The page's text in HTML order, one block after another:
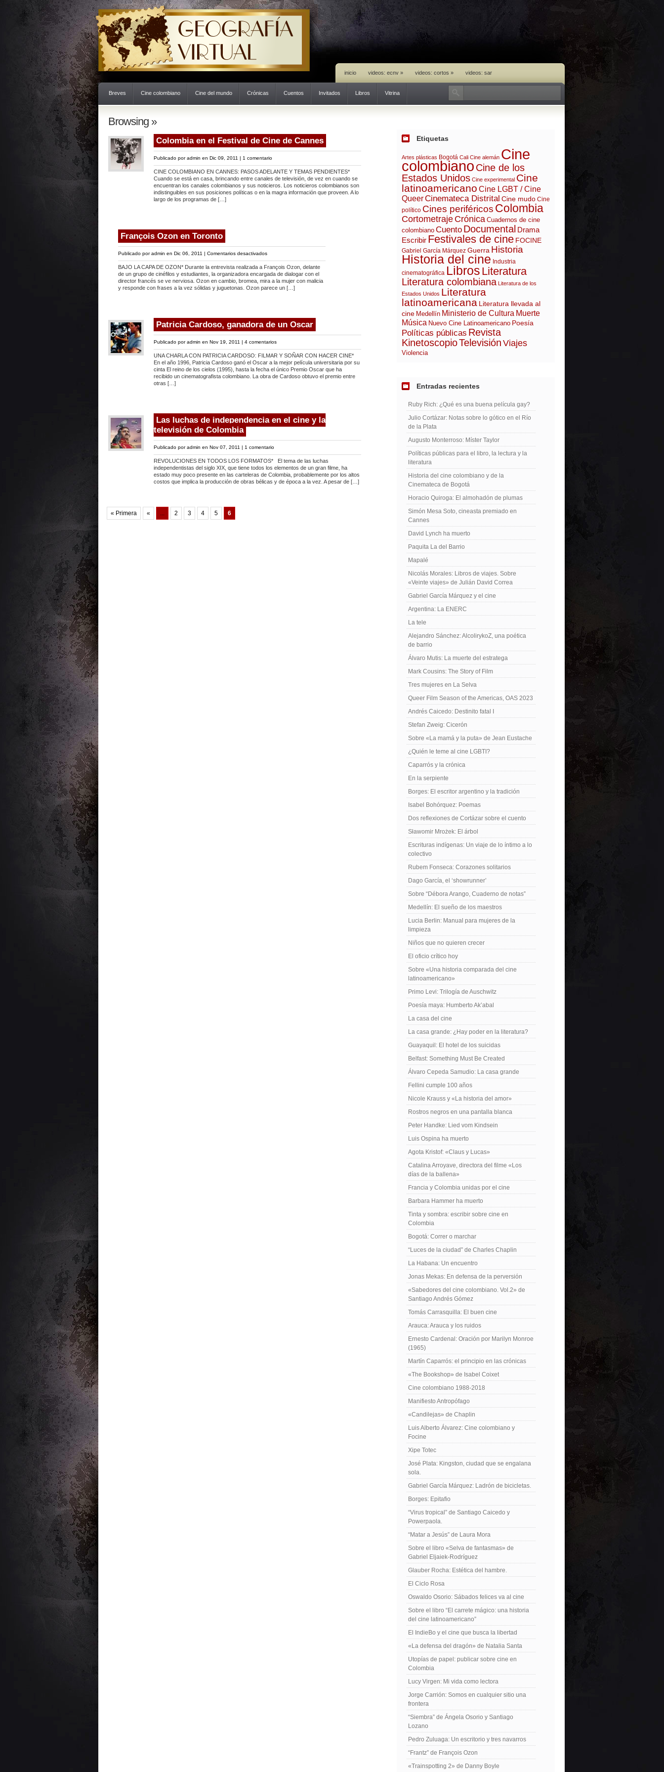
inicio videos: ecnv » videos: cortos » videos: sar
Breves Cine colombiano Cine del mundo Crónicas Cuentos Invitados Libros Vitrina
Browsing »
Colombia en el Festival de Cine de Cannes
Publicado poradmin en Dic 09, 2011 | 1 comentario
CINE COLOMBIANO EN CANNES: PASOS ADELANTE Y TEMAS PENDIENTES*
Cuando se está en casa, brincando entre canales de televisión, de vez en cuando se
encuentran los canales colombianos y sus noticieros. Los noticieros colombianos son
indistinguibles en sus posiciones políticas o en la magra información que proveen. A lo
largo de los programas de […]
François Ozon en Toronto
Publicado poradmin en Dic 06, 2011 | Comentarios desactivadosen
François
Ozon
en
Toronto
BAJO LA CAPA DE OZON* Durante la entrevista realizada a François Ozon, delante
de un grupo de cinéfilos y estudiantes, la organizadora encargada de dialogar con el
director francés se ve nerviosa. Ozon en cambio, bromea, mira a la mujer con malicia
y responde con frases a la vez sólidas y juguetonas. Ozon parece un […]
Patricia Cardoso, ganadora de un Oscar
Publicado poradmin en Nov 19, 2011 | 4 comentarios
UNA CHARLA CON PATRICIA CARDOSO: FILMAR Y SOÑAR CON HACER CINE*
En el año 1996, Patricia Cardoso ganó el Oscar a la mejor película universitaria por su
cinta El reino de los cielos (1995), hasta la fecha el único Premio Oscar que ha
recibido un cinematografista colombiano. La obra de Cardoso obtuvo el premio entre
otras […]
Las luchas de independencia en el cine y la
televisión de Colombia
Publicado poradmin en Nov 07, 2011 | 1 comentario
REVOLUCIONES EN TODOS LOS FORMATOS* El tema de las luchas
independentistas del siglo XIX, que tiene todos los elementos de un gran filme, ha
estado muy poco presente en las carteleras de Colombia, probablemente por los altos
costos que implica la producción de obras bélicas y de época a la vez. A pesar de […]
« Primera « ... 2 3 4 5 6
Etiquetas
Artes plásticas Bogotá Cali Cine alemán Cine
colombiano Cine de los
Estados Unidos Cine experimental Cine
latinoamericano Cine LGBT / Cine
QueerCinemateca Distrital Cine mudo Cine
político Cines periféricos Colombia
Cortometraje Crónica Cuadernos de cine
colombiano Cuento Documental Drama
Escribir Festivales de cine FOCINE
Gabriel García Márquez Guerra Historia
Historia del cine Industria
cinematográfica Libros Literatura
Literatura colombiana Literatura de los
Estados Unidos Literatura
latinoamericana Literatura llevada al
cine Medellín Ministerio de Cultura Muerte
Música Nuevo Cine Latinoamericano Poesía
Políticas públicas Revista
KinetoscopioTelevisiónViajes
Violencia
Entradas recientes
Ruby Rich: ¿Qué es una buena película gay?
Julio Cortázar: Notas sobre lo gótico en el Río
de la Plata
Augusto Monterroso: Míster Taylor
Políticas públicas para el libro, la lectura y la
literatura
Historia del cine colombiano y de la
Cinemateca de Bogotá
Horacio Quiroga: El almohadón de plumas
Simón Mesa Soto, cineasta premiado en
Cannes
David Lynch ha muerto
Paquita La del Barrio
Mapalé
Nicolás Morales: Libros de viajes. Sobre
«Veinte viajes» de Julián David Correa
Gabriel García Márquez y el cine
Argentina: La ENERC
La tele
Alejandro Sánchez: AlcolirykoZ, una poética
de barrio
Álvaro Mutis: La muerte del estratega
Mark Cousins: The Story of Film
Tres mujeres en La Selva
Queer Film Season of the Americas, OAS 2023
Andrés Caicedo: Destinito fatal I
Stefan Zweig: Cicerón
Sobre «La mamá y la puta» de Jean Eustache
¿Quién le teme al cine LGBTI?
Caparrós y la crónica
En la serpiente
Borges: El escritor argentino y la tradición
Isabel Bohórquez: Poemas
Dos reflexiones de Cortázar sobre el cuento
Sławomir Mrożek: El árbol
Escrituras indígenas: Un viaje de lo íntimo a lo
colectivo
Rubem Fonseca: Corazones solitarios
Dago García, el ‘showrunner’
Sobre “Débora Arango, Cuaderno de notas”
Medellín: El sueño de los maestros
Lucia Berlin: Manual para mujeres de la
limpieza
Niños que no quieren crecer
El oficio crítico hoy
Sobre «Una historia comparada del cine
latinoamericano»
Primo Levi: Trilogía de Auschwitz
Poesía maya: Humberto Ak’abal
La casa del cine
La casa grande: ¿Hay poder en la literatura?
Guayaquil: El hotel de los suicidas
Belfast: Something Must Be Created
Álvaro Cepeda Samudio: La casa grande
Fellini cumple 100 años
Nicole Krauss y «La historia del amor»
Rostros negros en una pantalla blanca
Peter Handke: Lied vom Kindsein
Luis Ospina ha muerto
Agota Kristof: «Claus y Lucas»
Catalina Arroyave, directora del filme «Los
días de la ballena»
Francia y Colombia unidas por el cine
Barbara Hammer ha muerto
Tinta y sombra: escribir sobre cine en
Colombia
Bogotá: Correr o marchar
“Luces de la ciudad” de Charles Chaplin
La Habana: Un encuentro
Jonas Mekas: En defensa de la perversión
«Sabedores del cine colombiano. Vol.2» de
Santiago Andrés Gómez
Tomás Carrasquilla: El buen cine
Arauca: Arauca y los ruidos
Ernesto Cardenal: Oración por Marilyn Monroe
(1965)
Martín Caparrós: el principio en las crónicas
«The Bookshop» de Isabel Coixet
Cine colombiano 1988-2018
Manifiesto Antropófago
«Candilejas» de Chaplin
Luis Alberto Álvarez: Cine colombiano y
Focine
Xipe Totec
José Plata: Kingston, ciudad que se engalana
sola.
Gabriel García Márquez: Ladrón de bicicletas.
Borges: Epitafio
“Virus tropical” de Santiago Caicedo y
Powerpaola.
“Matar a Jesús” de Laura Mora
Sobre el libro «Selva de fantasmas» de
Gabriel Eljaiek-Rodríguez
Glauber Rocha: Estética del hambre.
El Ciclo Rosa
Oswaldo Osorio: Sábados felices va al cine
Sobre el libro “El carrete mágico: una historia
del cine latinoamericano”
El IndieBo y el cine que busca la libertad
«La defensa del dragón» de Natalia Santa
Utopías de papel: publicar sobre cine en
Colombia
Lucy Virgen: Mi vida como lectora
Jorge Carrión: Somos en cualquier sitio una
frontera
“Siembra” de Ángela Osorio y Santiago
Lozano
Pedro Zuluaga: Un escritorio y tres navarros
“Frantz” de François Ozon
«Trainspotting 2» de Danny Boyle